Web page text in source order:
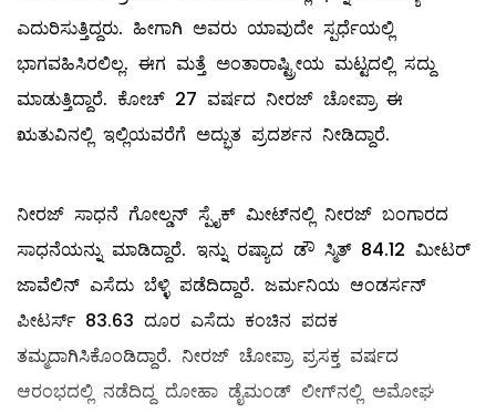
ಎದುರಿಸುತ್ತಿದ್ದರು. ಹೀಗಾಗಿ ಅವರು ಯಾವುದೇ ಸ್ಪರ್ಧೆಯಲ್ಲಿ
ಭಾಗವಹಿಸಿರಲಿಲ್ಲ. ಈಗ ಮತ್ತೆ ಅಂತಾರಾಷ್ಟ್ರೀಯ ಮಟ್ಟದಲ್ಲಿ ಸದ್ದು
ಮಾಡುತ್ತಿದ್ದಾರೆ. ಕೋಚ್‌ 27 ವರ್ಷದ ನೀರಜ್ ಚೋಪ್ರಾ ಈ
ಋತುವಿನಲ್ಲಿ ಇಲ್ಲಿಯವರೆಗೆ ಅದ್ಭುತ ಪ್ರದರ್ಶನ ನೀಡಿದ್ದಾರೆ.
ನೀರಜ್‌ ಸಾಧನೆ ಗೋಲ್ಡನ್ ಸ್ಪೈಕ್ ಮೀಟ್‌ನಲ್ಲಿ ನೀರಜ್‌ ಬಂಗಾರದ
ಸಾಧನೆಯನ್ನು ಮಾಡಿದ್ದಾರೆ. ಇನ್ನು ರಷ್ಯಾದ ಡೌ ಸ್ಮಿತ್ 84.12 ಮೀಟರ್
ಜಾವೆಲಿನ್ ಎಸೆದು ಬೆಳ್ಳಿ ಪಡೆದಿದ್ದಾರೆ. ಜರ್ಮನಿಯ ಆಂಡರ್ಸನ್
ಪೀಟರ್ಸ್ 83.63 ದೂರ ಎಸೆದು ಕಂಚಿನ ಪದಕ
ತಮ್ಮದಾಗಿಸಿಕೊಂಡಿದ್ದಾರೆ. ನೀರಜ್‌ ಚೋಪ್ರಾ ಪ್ರಸಕ್ತ ವರ್ಷದ
ಆರಂಭದಲ್ಲಿ ನಡೆದಿದ್ದ ದೋಹಾ ಡೈಮಂಡ್‌ ಲೀಗ್‌ನಲ್ಲಿ ಅಮೋಘ